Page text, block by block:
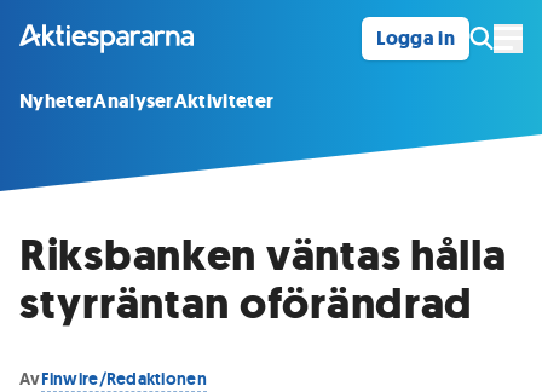
Logga in
NyheterAnalyserAktiviteter
Riksbanken väntas hålla
styrräntan oförändrad
AvFinwire/Redaktionen